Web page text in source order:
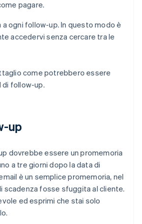
pagare.
ogni follow-up. In questo modo è
accedervi senza cercare tra le
come potrebbero essere
follow-up.
up
dovrebbe essere un promemoria
a tre giorni dopo la data di
è un semplice promemoria, nel
scadenza fosse sfuggita al cliente.
ed esprimi che stai solo